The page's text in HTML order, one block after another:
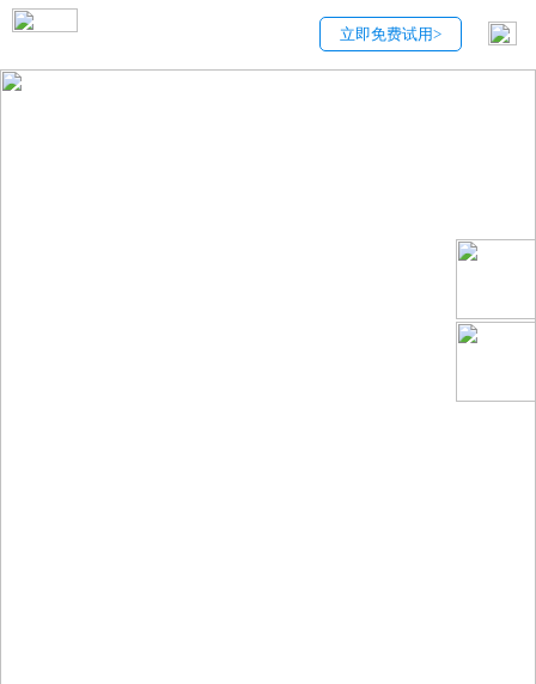
立即免费试用>